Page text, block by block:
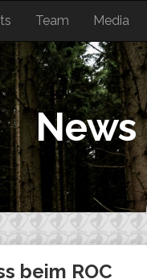
Team Media
News
beim ROC